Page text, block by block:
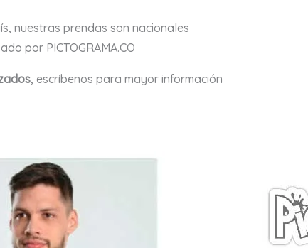
nuestras prendas son nacionales
por PICTOGRAMA.CO
, escríbenos para mayor información